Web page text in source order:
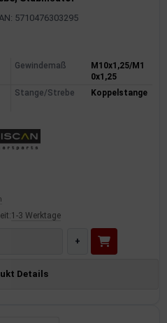
5710476303295
Gewindemaß
M10x1,25/M1
0x1,25
Stange/Strebe Koppelstange
1-3 Werktage
+
Details